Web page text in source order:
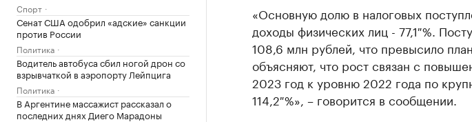
Спорт
Сенат США одобрил «адские» санкции
против России
Политика
Водитель автобуса сбил ногой дрон со
взрывчаткой в аэропорту Лейпцига
Политика
В Аргентине массажист рассказал о
последних днях Диего Марадоны
«Основную долю в налоговых
доходы физических лиц - 77,1 %.
108,6 млн рублей, что превысило
объясняют, что рост связан с
2023 год к уровню 2022 года по
114,2 %», – говорится в сообщении.